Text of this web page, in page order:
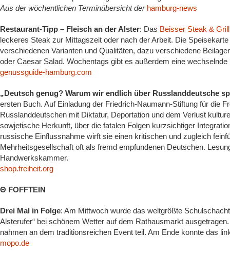
Aus der wöchentlichen Terminübersicht der hamburg-news
Restaurant-Tipp – Fleisch an der Alster: Das Beisser Steak & Grill
leckeres Steak zur Mittagszeit oder nach der Arbeit. Die
verschiedenen Varianten und Qualitäten, dazu verschiedene
oder Caesar Salad. Wochentags gibt es außerdem eine
genussguide-hamburg.com
„Deutsch genug? Warum wir endlich über Russlanddeutsche
ersten Buch. Auf Einladung der Friedrich-Naumann-Stiftung für die
Russlanddeutschen mit Diktatur, Deportation und dem Verlust
sowjetische Herkunft, über die fatalen Folgen kurzsichtiger
russische Einflussnahme wirft sie einen kritischen und zugleich
Mehrheitsgesellschaft oft als fremd empfundenen Deutschen.
Handwerkskammer.
shop.freiheit.org
Θ FOFFTEIN
Drei Mal in Folge: Am Mittwoch wurde das weltgrößte
Alsterufer“ bei schönem Wetter auf dem Rathausmarkt
nahmen an dem traditionsreichen Event teil. Am Ende konnte das
mopo.de